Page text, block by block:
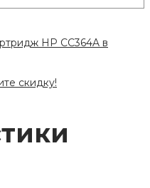
HP CC364A в
скидку!